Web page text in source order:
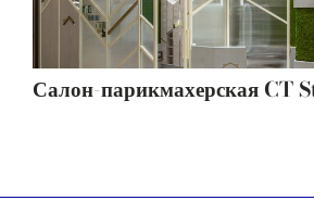
Салон-парикмахерская CT